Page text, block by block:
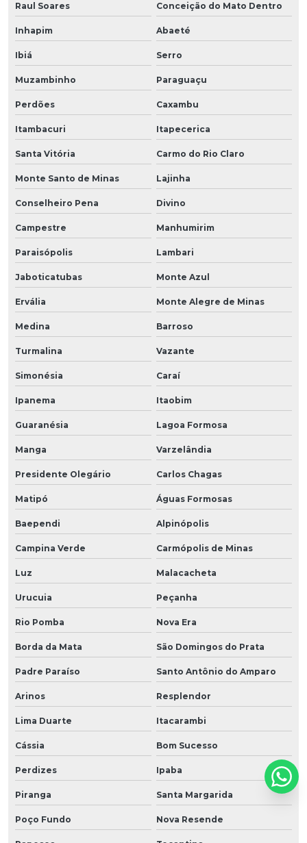
Raul Soares Conceição do Mato Dentro
Inhapim Abaeté
Ibiá Serro
Muzambinho Paraguaçu
Perdões Caxambu
Itambacuri Itapecerica
Santa Vitória Carmo do Rio Claro
Monte Santo de Minas Lajinha
Conselheiro Pena Divino
Campestre Manhumirim
Paraisópolis Lambari
Jaboticatubas Monte Azul
Ervália Monte Alegre de Minas
Medina Barroso
Turmalina Vazante
Simonésia Caraí
Ipanema Itaobim
Guaranésia Lagoa Formosa
Manga Varzelândia
Presidente Olegário Carlos Chagas
Matipó Águas Formosas
Baependi Alpinópolis
Campina Verde Carmópolis de Minas
Luz Malacacheta
Urucuia Peçanha
Rio Pomba Nova Era
Borda da Mata São Domingos do Prata
Padre Paraíso Santo Antônio do Amparo
Arinos Resplendor
Lima Duarte Itacarambi
Cássia Bom Sucesso
Perdizes Ipaba
Piranga Santa Margarida
Poço Fundo Nova Resende